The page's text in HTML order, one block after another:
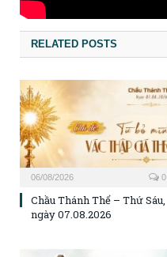
RELATED POSTS
06/08/2026 0
Chầu Thánh Thể – Thứ Sáu,
ngày 07.08.2026